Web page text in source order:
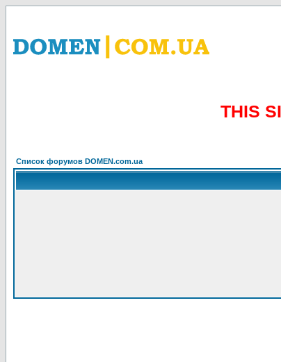
THIS
Список форумов DOMEN.com.ua